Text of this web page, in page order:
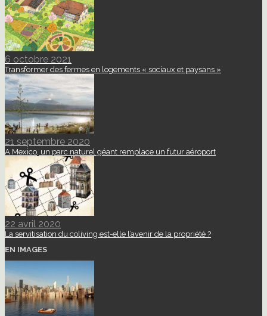
6 octobre 2021
Transformer des fermes en logements « sociaux et paysans »
21 septembre 2020
A Mexico, un parc naturel géant remplace un futur aéroport
22 avril 2020
La servitisation du coliving est-elle l’avenir de la propriété ?
EN IMAGES